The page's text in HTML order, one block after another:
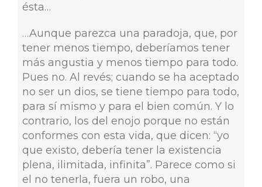
ésta…
…Aunque parezca una paradoja, que, por
tener menos tiempo, deberíamos tener
más angustia y menos tiempo para todo.
Pues no. Al revés; cuando se ha aceptado
no ser un dios, se tiene tiempo para todo,
para sí mismo y para el bien común. Y lo
contrario, los del enojo porque no están
conformes con esta vida, que dicen: “yo
que existo, debería tener la existencia
plena, ilimitada, infinita”. Parece como si
el no tenerla, fuera un robo, una